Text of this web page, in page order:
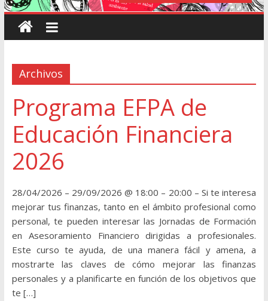
Archivos
Programa EFPA de
Educación Financiera
2026
28/04/2026 – 29/09/2026 @ 18:00 – 20:00 – Si te interesa
mejorar tus finanzas, tanto en el ámbito profesional como
personal, te pueden interesar las Jornadas de Formación
en Asesoramiento Financiero dirigidas a profesionales.
Este curso te ayuda, de una manera fácil y amena, a
mostrarte las claves de cómo mejorar las finanzas
personales y a planificarte en función de los objetivos que
te […]